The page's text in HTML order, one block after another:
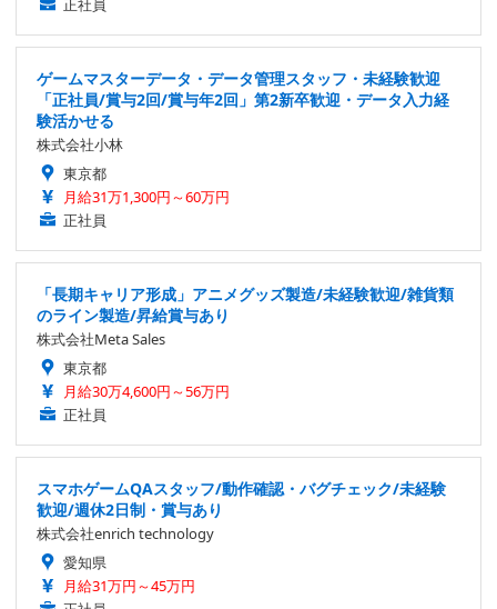
正社員
ゲームマスターデータ・データ管理スタッフ・未経験歓迎
「正社員/賞与2回/賞与年2回」第2新卒歓迎・データ入力経
験活かせる
株式会社小林
東京都
月給31万1,300円～60万円
正社員
「長期キャリア形成」アニメグッズ製造/未経験歓迎/雑貨類
のライン製造/昇給賞与あり
株式会社Meta Sales
東京都
月給30万4,600円～56万円
正社員
スマホゲームQAスタッフ/動作確認・バグチェック/未経験
歓迎/週休2日制・賞与あり
株式会社enrich technology
愛知県
月給31万円～45万円